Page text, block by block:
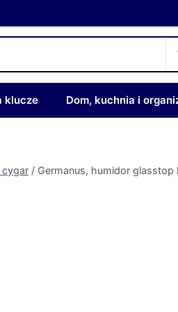
klucze Dom, kuchnia i
cygar / Germanus, humidor